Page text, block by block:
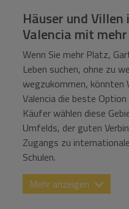
Häuser und
Valencia mit
Wenn Sie mehr Platz,
Leben suchen, ohne zu
wegzukommen, könnten
Valencia die beste
Käufer wählen diese
Umfelds, der guten
Zugangs zu
Schulen.
Warum ein Haus
Valencia kaufen?
Mehr anzeigen